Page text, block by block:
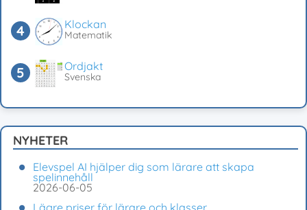
Klockan
Matematik
Ordjakt
Svenska
NYHETER
Elevspel AI hjälper dig som lärare att skapa
spelinnehåll
2026-06-05
Lägre priser för lärare och klasser